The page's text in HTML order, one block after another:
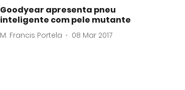
Goodyear apresenta pneu
inteligente com pele mutante
M. Francis Portela 08 Mar 2017